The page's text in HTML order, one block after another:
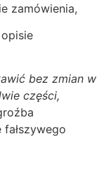
zamówienia,
bez zmian w
części,